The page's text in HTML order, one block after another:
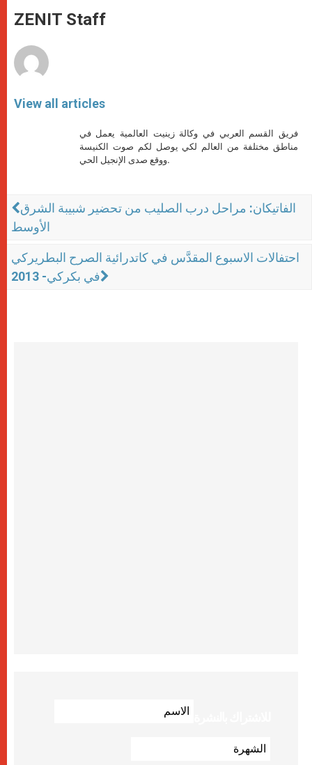
p
p
g
e
o
k
ZENIT Staff
View all articles
فريق القسم العربي في وكالة زينيت العالمية يعمل في
مناطق مختلفة من العالم لكي يوصل لكم صوت الكنيسة
ووقع صدى الإنجيل الحي.
الفاتيكان: مراحل درب الصليب من تحضير شبيبة الشرق
الأوسط
احتفالات الاسبوع المقدَّس في كاتدرائية الصرح البطريركي
في بكركي- 2013